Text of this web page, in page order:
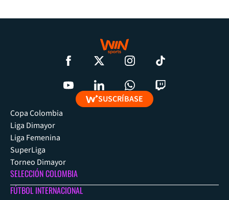
SUSCRÍBASE
Copa Colombia
Liga Dimayor
Liga Femenina
SuperLiga
Torneo Dimayor
SELECCIÓN COLOMBIA
FÚTBOL INTERNACIONAL